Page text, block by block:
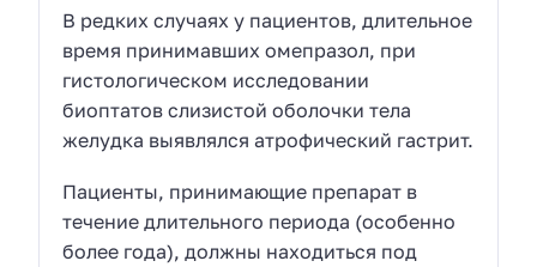
В редких случаях у пациентов, длительное
время принимавших омепразол, при
гистологическом исследовании
биоптатов слизистой оболочки тела
желудка выявлялся атрофический гастрит.
Пациенты, принимающие препарат в
течение длительного периода (особенно
более года), должны находиться под